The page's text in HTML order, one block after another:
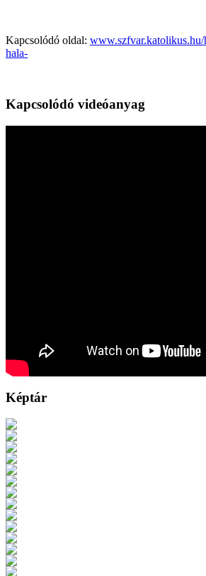
Kapcsolódó oldal: www.szfvar.katolikus.hu/
hala-
Kapcsolódó videóanyag
Képtár